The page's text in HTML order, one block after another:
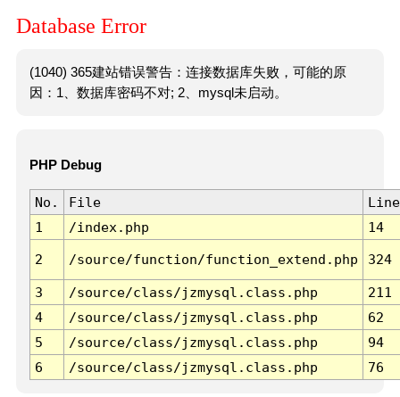
Database Error
(1040) 365建站错误警告：连接数据库失败，可能的原
因：1、数据库密码不对; 2、mysql未启动。
PHP Debug
No. File
Line
1
/index.php 14
2 /source/function/function_extend.php 324
3 /source/class/jzmysql.class.php
211
4
/source/class/jzmysql.class.php
62
5
/source/class/jzmysql.class.php
94
6
/source/class/jzmysql.class.php 76